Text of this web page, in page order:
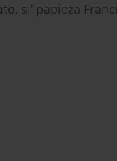
si’ papieża